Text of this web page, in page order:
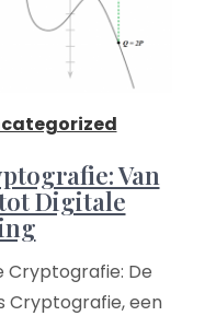
Van
Digitale
De
Cryptografie, een